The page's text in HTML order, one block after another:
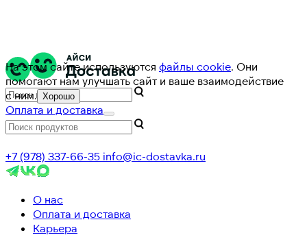
На этом сайте используются файлы cookie. Они
помогают нам улучшать сайт и ваше взаимодействие
с ним. Хорошо
Оплата и доставка
+7 (978) 337-66-35 info@ic-dostavka.ru
О нас
Оплата и доставка
Карьера